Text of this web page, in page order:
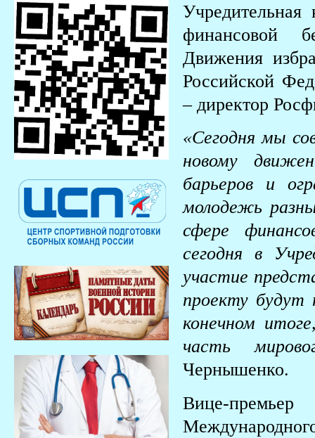
финансовой
Движения
Российской
– директор
«Сегодня мы
новому
барьеров и
молодежь
сфере
сегодня в
участие
проекту будут
конечном
часть
Чернышенко.
Вице-